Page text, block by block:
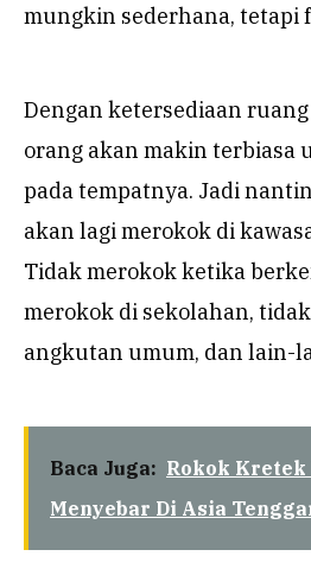
mungkin sederhana, tetapi
Dengan ketersediaan
orang akan makin terbiasa
pada tempatnya. Jadi
akan lagi merokok di
Tidak merokok ketika
merokok di sekolahan,
angkutan umum, dan lain-
Baca Juga: Rokok Kretek
Menyebar Di Asia